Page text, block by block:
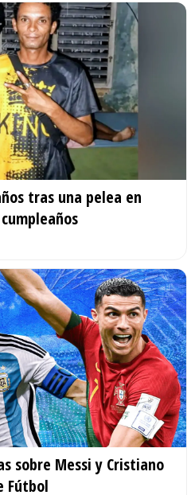
tras una pelea en
sobre Messi y Cristiano
Fútbol